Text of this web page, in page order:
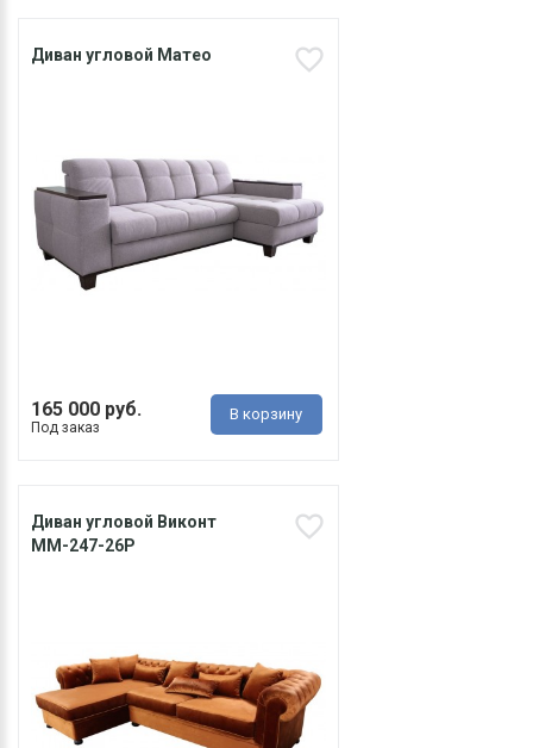
Диван угловой Матео
165 000 руб.
Под заказ
В корзину
Диван угловой Виконт
ММ-247-26Р